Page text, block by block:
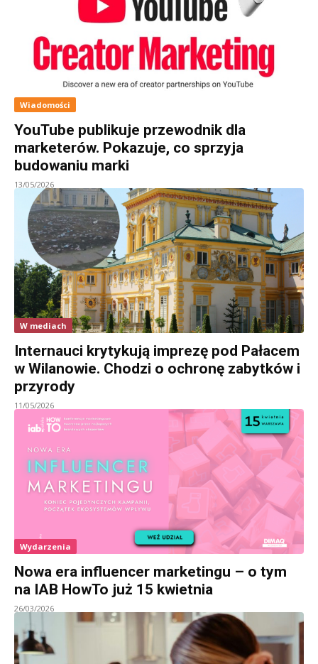
Wiadomości
YouTube publikuje przewodnik dla
marketerów. Pokazuje, co sprzyja
budowaniu marki
13/05/2026
W mediach
Internauci krytykują imprezę pod Pałacem
w Wilanowie. Chodzi o ochronę zabytków i
przyrody
11/05/2026
Wydarzenia
Nowa era influencer marketingu – o tym
na IAB HowTo już 15 kwietnia
26/03/2026